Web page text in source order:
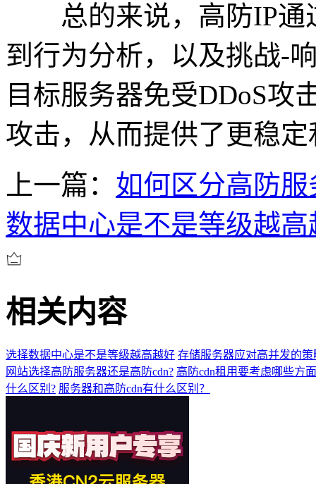
总的来说，高防IP通
到行为分析，以及挑战-
目标服务器免受DDoS攻
攻击，从而提供了更稳
上一篇： 如何区分高防服
数据中心是不是等级越高
相关内容
选择数据中心是不是等级越高越好 存储服务器应对高并发的策
网站选择高防服务器还是高防cdn? 高防cdn租用要考虑哪些方面
什么区别? 服务器和高防cdn有什么区别？